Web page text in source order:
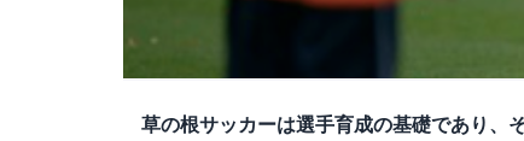
草の根サッカーは選手育成の基礎であり、